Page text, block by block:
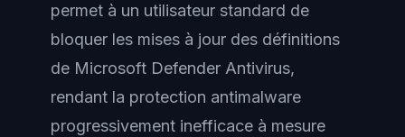
permet à un utilisateur standard de
bloquer les mises à jour des définitions
de Microsoft Defender Antivirus,
rendant la protection antimalware
progressivement inefficace à mesure